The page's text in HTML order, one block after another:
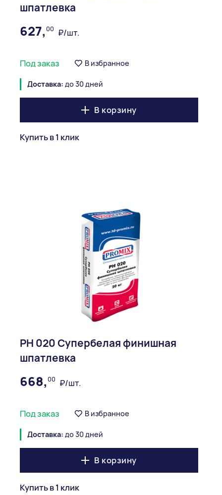
шпатлевка
627,00 ₽/шт.
Под заказ В избранное
Доставка: до 30 дней
В корзину
Купить в 1 клик
PH 020 Супербелая финишная
шпатлевка
668,00 ₽/шт.
Под заказ В избранное
Доставка: до 30 дней
В корзину
Купить в 1 клик